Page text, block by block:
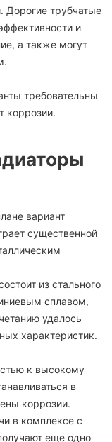
трубчатые
и
а также могут
требовательны
коррозии.
вариант
существенной
из стального
сплавом,
удалось
характеристик.
к высокому
в
коррозии.
в комплексе с
еще одно